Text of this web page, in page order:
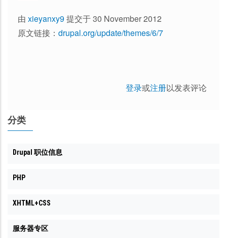
由 xieyanxy9提交于 30 November 2012
原文链接： drupal.org/update/themes/6/7
登录或注册以发表评论
分类
Drupal 职位信息
PHP
XHTML+CSS
服务器专区